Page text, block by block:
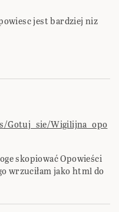
jest bardziej niz
Gotuj_sie/Wigilijna_opo
skopiować Opowieści
wrzuciłam jako html do